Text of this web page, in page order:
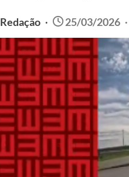
Redação 25/03/2026